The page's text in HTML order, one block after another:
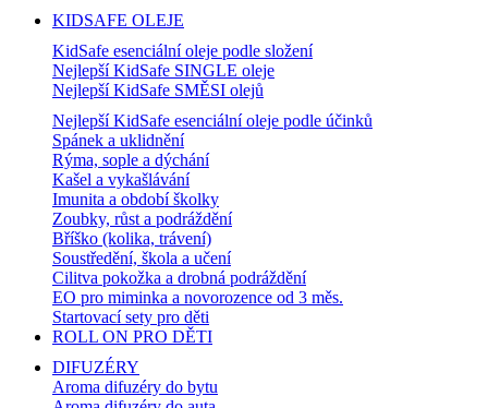
KIDSAFE OLEJE
KidSafe esenciální oleje podle složení
Nejlepší KidSafe SINGLE oleje
Nejlepší KidSafe SMĚSI olejů
Nejlepší KidSafe esenciální oleje podle účinků
Spánek a uklidnění
Rýma, sople a dýchání
Kašel a vykašlávání
Imunita a období školky
Zoubky, růst a podráždění
Bříško (kolika, trávení)
Soustředění, škola a učení
Cilitva pokožka a drobná podráždění
EO pro miminka a novorozence od 3 měs.
Startovací sety pro děti
ROLL ON PRO DĚTI
DIFUZÉRY
Aroma difuzéry do bytu